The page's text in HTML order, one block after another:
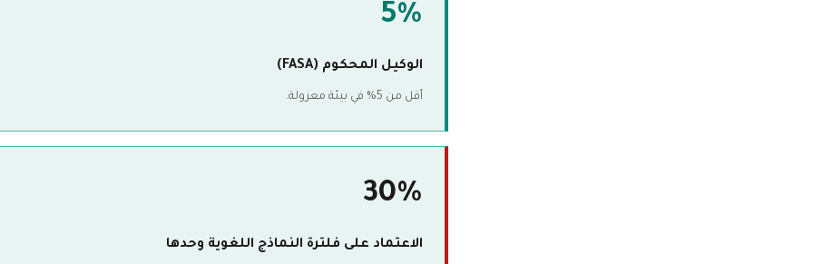
5%
الوكيل المحكوم (FASA)
أقل من 5% في بيئة معزولة.
30%
الاعتماد على فلترة النماذج اللغوية وحدها